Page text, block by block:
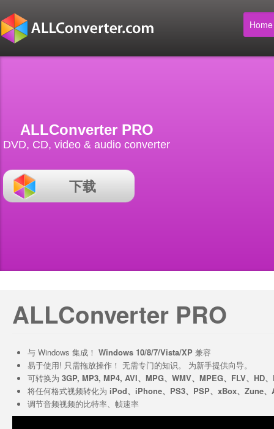
Home
ALLConverter PRO
DVD, CD, video & audio converter
下载
ALLConverter PRO
与 Windows 集成！ Windows 10/8/7/Vista/XP 兼容
易于使用! 只需拖放操作！ 无需专门的知识。 为新手提供向导。
可转换为 3GP, MP3, MP4, AVI、MPG、WMV、MPEG、FLV、HD
将任何格式视频转化为 iPod、iPhone、PS3、PSP、xBox、Zune
调节音频视频的比特率、帧速率